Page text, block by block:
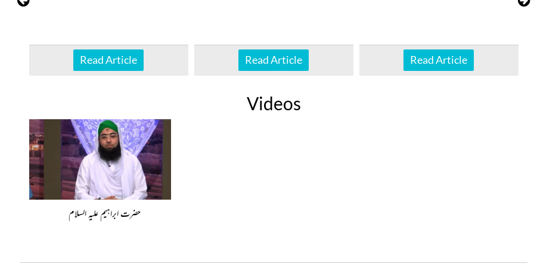
Read Article Read Article Read Article
Videos
حضرت ابراہیم علیہ السلام